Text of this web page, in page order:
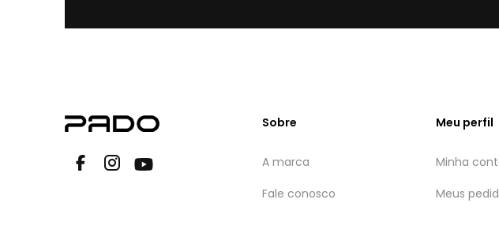
Sobre
A marca
Fale conosco
Meu perfil
Minha
Meus